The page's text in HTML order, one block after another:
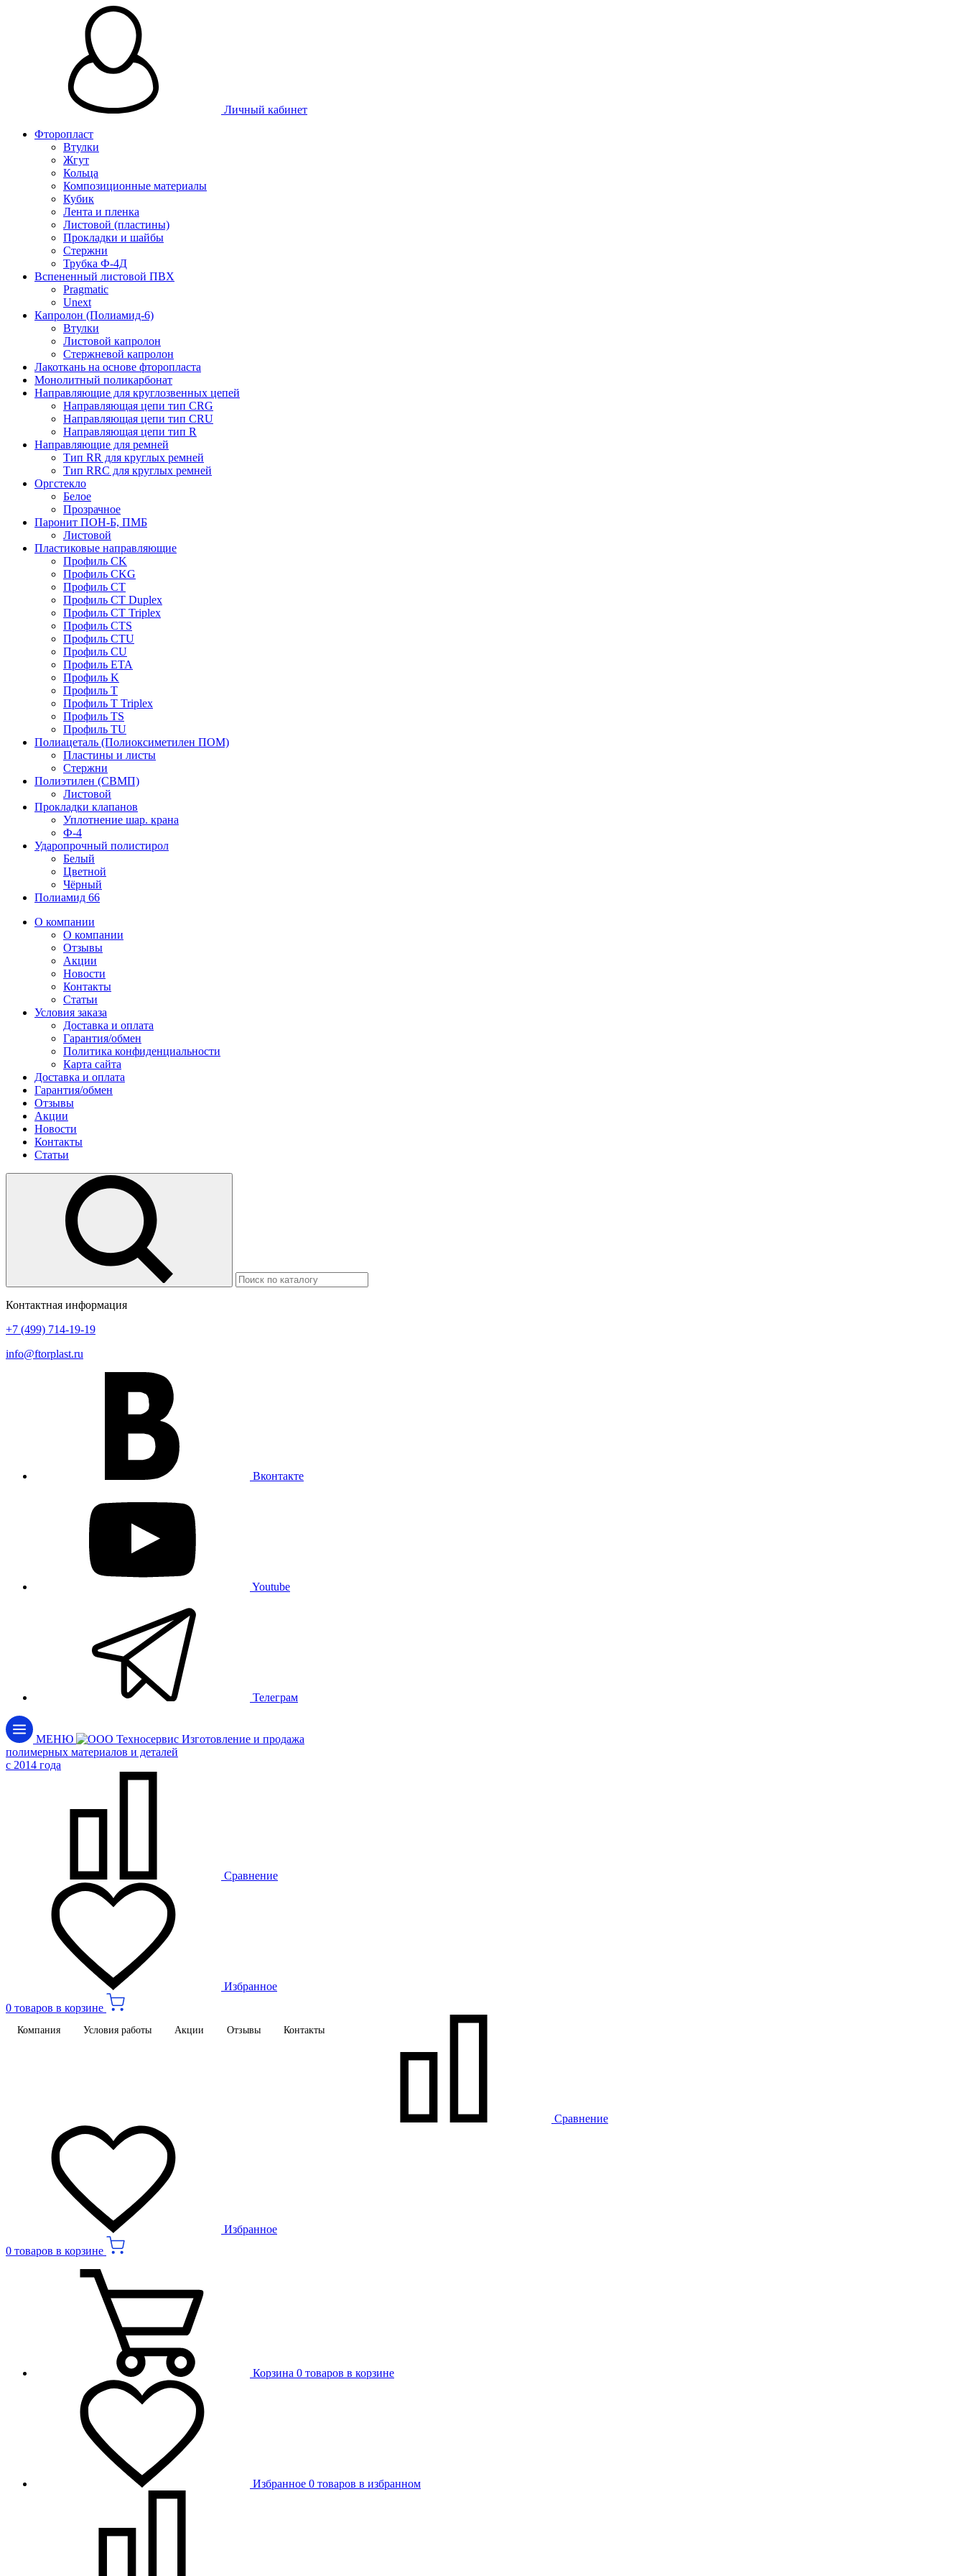
Личный кабинет
Фторопласт
Втулки
Жгут
Кольца
Композиционные материалы
Кубик
Лента и пленка
Листовой (пластины)
Прокладки и шайбы
Стержни
Трубка Ф-4Д
Вспененный листовой ПВХ
Pragmatic
Unext
Капролон (Полиамид-6)
Втулки
Листовой капролон
Стержневой капролон
Лакоткань на основе фторопласта
Монолитный поликарбонат
Направляющие для круглозвенных цепей
Направляющая цепи тип CRG
Направляющая цепи тип CRU
Направляющая цепи тип R
Направляющие для ремней
Тип RR для круглых ремней
Тип RRС для круглых ремней
Оргстекло
Белое
Прозрачное
Паронит ПОН-Б, ПМБ
Листовой
Пластиковые направляющие
Профиль CK
Профиль CKG
Профиль CT
Профиль CT Duplex
Профиль CT Triplex
Профиль CTS
Профиль CTU
Профиль CU
Профиль ETA
Профиль K
Профиль T
Профиль T Triplex
Профиль TS
Профиль TU
Полиацеталь (Полиоксиметилен ПОМ)
Пластины и листы
Стержни
Полиэтилен (СВМП)
Листовой
Прокладки клапанов
Уплотнение шар. крана
Ф-4
Ударопрочный полистирол
Белый
Цветной
Чёрный
Полиамид 66
О компании
О компании
Отзывы
Акции
Новости
Контакты
Статьи
Условия заказа
Доставка и оплата
Гарантия/обмен
Политика конфиденциальности
Карта сайта
Доставка и оплата
Гарантия/обмен
Отзывы
Акции
Новости
Контакты
Статьи
Контактная информация
+7 (499) 714-19-19
info@ftorplast.ru
Вконтакте
Youtube
Телеграм
МЕНЮ
Изготовление и продажа
полимерных материалов и деталей
c 2014 года
Сравнение
Избранное
0 товаров в корзине
Компания Условия работы Акции Отзывы Контакты
Сравнение
Избранное
0 товаров в корзине
Корзина 0 товаров в корзине
Избранное 0 товаров в избранном